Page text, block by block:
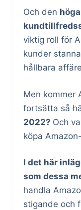
Och den höga
viktig roll för
kunder
hållbara
Men kommer
fortsätta så
2022? Och
köpa
I det här
som dessa
handla
stigande och